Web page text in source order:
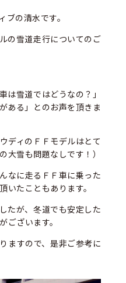
ブの清水です。
の雪道走行についてのご
は雪道ではどうなの？」
ある」とのお声を頂きま
ディのＦＦモデルはとて
大雪も問題なしです！）
なに走るＦＦ車に乗った
いたこともあります。
たが、冬道でも安定した
ございます。
ますので、是非ご参考に